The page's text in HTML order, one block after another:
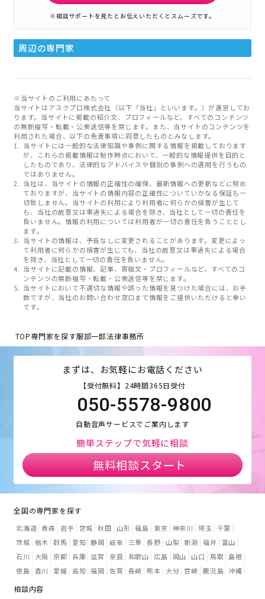
※相談サポートを見たとお伝えいただくとスムーズです。
周辺の専門家
※当サイトのご利用にあたって
当サイトはアスクプロ株式会社（以下「当社」といいます。）が運営してお
ります。当サイトに掲載の紹介文、プロフィールなど、すべてのコンテンツ
の無断複写・転載・公衆送信等を禁じます。また、当サイトのコンテンツを
利用された場合、以下の免責事項に同意したものとみなします。
当サイトには一般的な法律知識や事例に関する情報を掲載しております
が、これらの掲載情報は制作時点において、一般的な情報提供を目的と
したものであり、法律的なアドバイスや個別の事例への適用を行うもの
ではありません。
当社は、当サイトの情報の正確性の確保、最新情報への更新などに努め
ておりますが、当サイトの情報内容の正確性についていかなる保証も一
切致しません。当サイトの利用により利用者に何らかの損害が生じて
も、当社の故意又は重過失による場合を除き、当社として一切の責任を
負いません。情報の利用については利用者が一切の責任を負うこととし
ます。
当サイトの情報は、予告なしに変更されることがあります。変更によっ
て利用者に何らかの損害が生じても、当社の故意又は重過失による場合
を除き、当社として一切の責任を負いません。
当サイトに記載の情報、記事、寄稿文・プロフィールなど、すべてのコ
ンテンツの無断複写・転載・公衆送信等を禁じます。
当サイトにおいて不適切な情報や誤った情報を見つけた場合には、お手
数ですが、当社のお問い合わせ窓口まで情報をご提供いただけると幸い
です。
TOP専門家を探す服部一郎法律事務所
まずは、お気軽にお電話ください
【受付無料】24時間365日受付
050-5578-9800
自動音声サービスでご案内します
簡単ステップで気軽に相談
無料相談スタート
全国の専門家を探す
北海道 青森 岩手 宮城 秋田 山形 福島 東京 神奈川 埼玉
千葉
茨城 栃木 群馬 愛知 静岡 岐阜 三重 長野 山梨 新潟 福井
富山
石川
大阪 京都 兵庫 滋賀 奈良 和歌山 広島 岡山 山口 鳥取
島根
徳島 香川 愛媛 高知 福岡 佐賀 長崎 熊本 大分 宮崎 鹿児島 沖縄
相談内容